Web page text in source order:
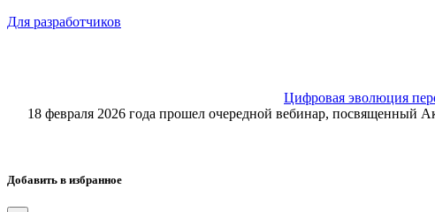
Для разработчиков
Цифровая эволюция
18 февраля 2026 года прошел очередной вебинар, посвященный
Добавить в избранное